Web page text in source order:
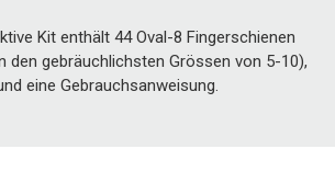
Kit enthält 44 Oval-8 Fingerschienen
den gebräuchlichsten Grössen von 5-10),
eine Gebrauchsanweisung.